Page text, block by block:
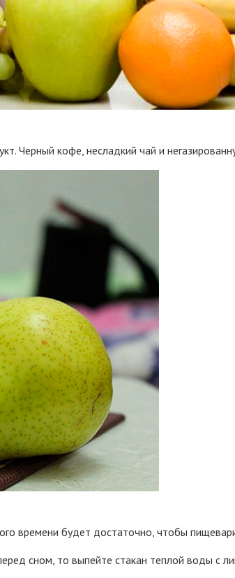
Черный кофе, несладкий чай и
времени будет достаточно, чтобы
сном, то выпейте стакан теплой воды с